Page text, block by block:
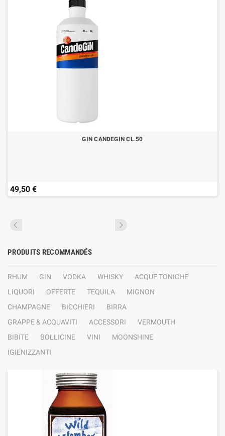
GIN CANDEGIN CL.50
49,50 €
PRODUITS RECOMMANDÉS
RHUM GIN VODKA WHISKY
ACQUE TONICHE
LIQUORI
OFFERTE TEQUILA
MIGNON
CHAMPAGNE
BICCHIERI
BIRRA
GRAPPE & ACQUAVITI
ACCESSORI
VERMOUTH
BIBITE
BOLLICINE VINI
MOONSHINE
IGIENIZZANTI